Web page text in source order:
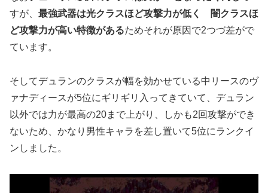
すが、 最強武器は光クラスほど攻撃力が低く 闇クラスほ
ど攻撃力が高い特徴があるためそれが原因で2つづ差がで
ています。
そしてデュランのクラスが幅を効かせている中リースのヴ
ァナディースが5位にギリギリ入ってきていて、デュラン
以外では力が最高の20まで上がり、しかも2回攻撃ができ
ないため、かなり男性キャラを差し置いて5位にランクイ
ンしました。